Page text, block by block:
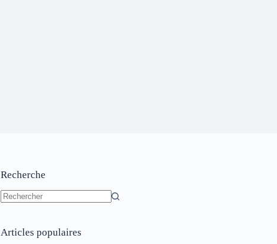
Recherche
Articles populaires